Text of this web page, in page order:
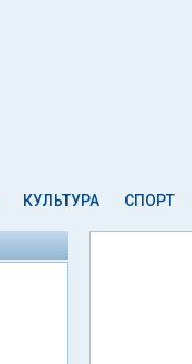
КУЛЬТУРА СПОРТ